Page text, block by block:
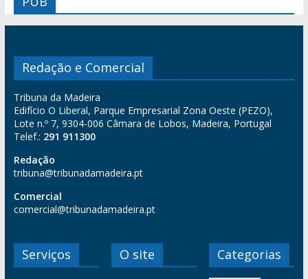
Redação e Comercial
Tribuna da Madeira
Edifício O Liberal, Parque Empresarial Zona Oeste (PEZO),
Lote n.º 7, 9304-006 Câmara de Lobos, Madeira, Portugal
Telef.: 291 911300
Redação
tribuna@tribunadamadeira.pt
Comercial
comercial@tribunadamadeira.pt
Serviços O site Categorias